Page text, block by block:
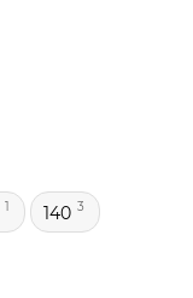
1 140 3